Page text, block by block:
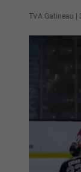
TVA Gatineau